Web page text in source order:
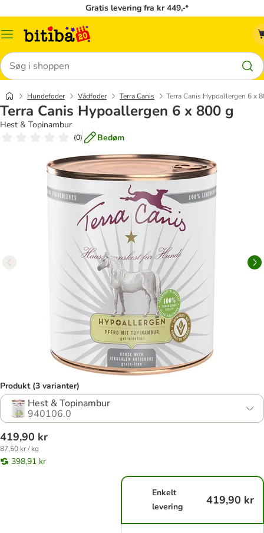
Gratis levering fra kr 449,-*
Menu
Søg
Hundefoder Vådfoder Terra Canis Terra Canis Hypoallergen 6 x
Terra Canis Hypoallergen 6 x 800 g
Hest & Topinambur
(0) Bedøm
Produkt (3 varianter)
Hest & Topinambur
940106.0
419,90 kr
87,50 kr / kg
398,91 kr
Enkelt
levering
419,90 kr